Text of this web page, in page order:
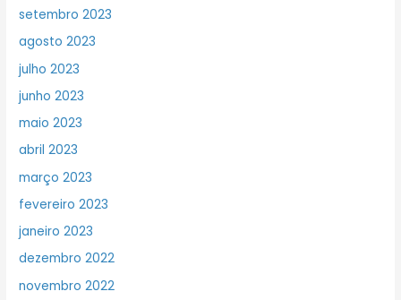
setembro 2023
agosto 2023
julho 2023
junho 2023
maio 2023
abril 2023
março 2023
fevereiro 2023
janeiro 2023
dezembro 2022
novembro 2022